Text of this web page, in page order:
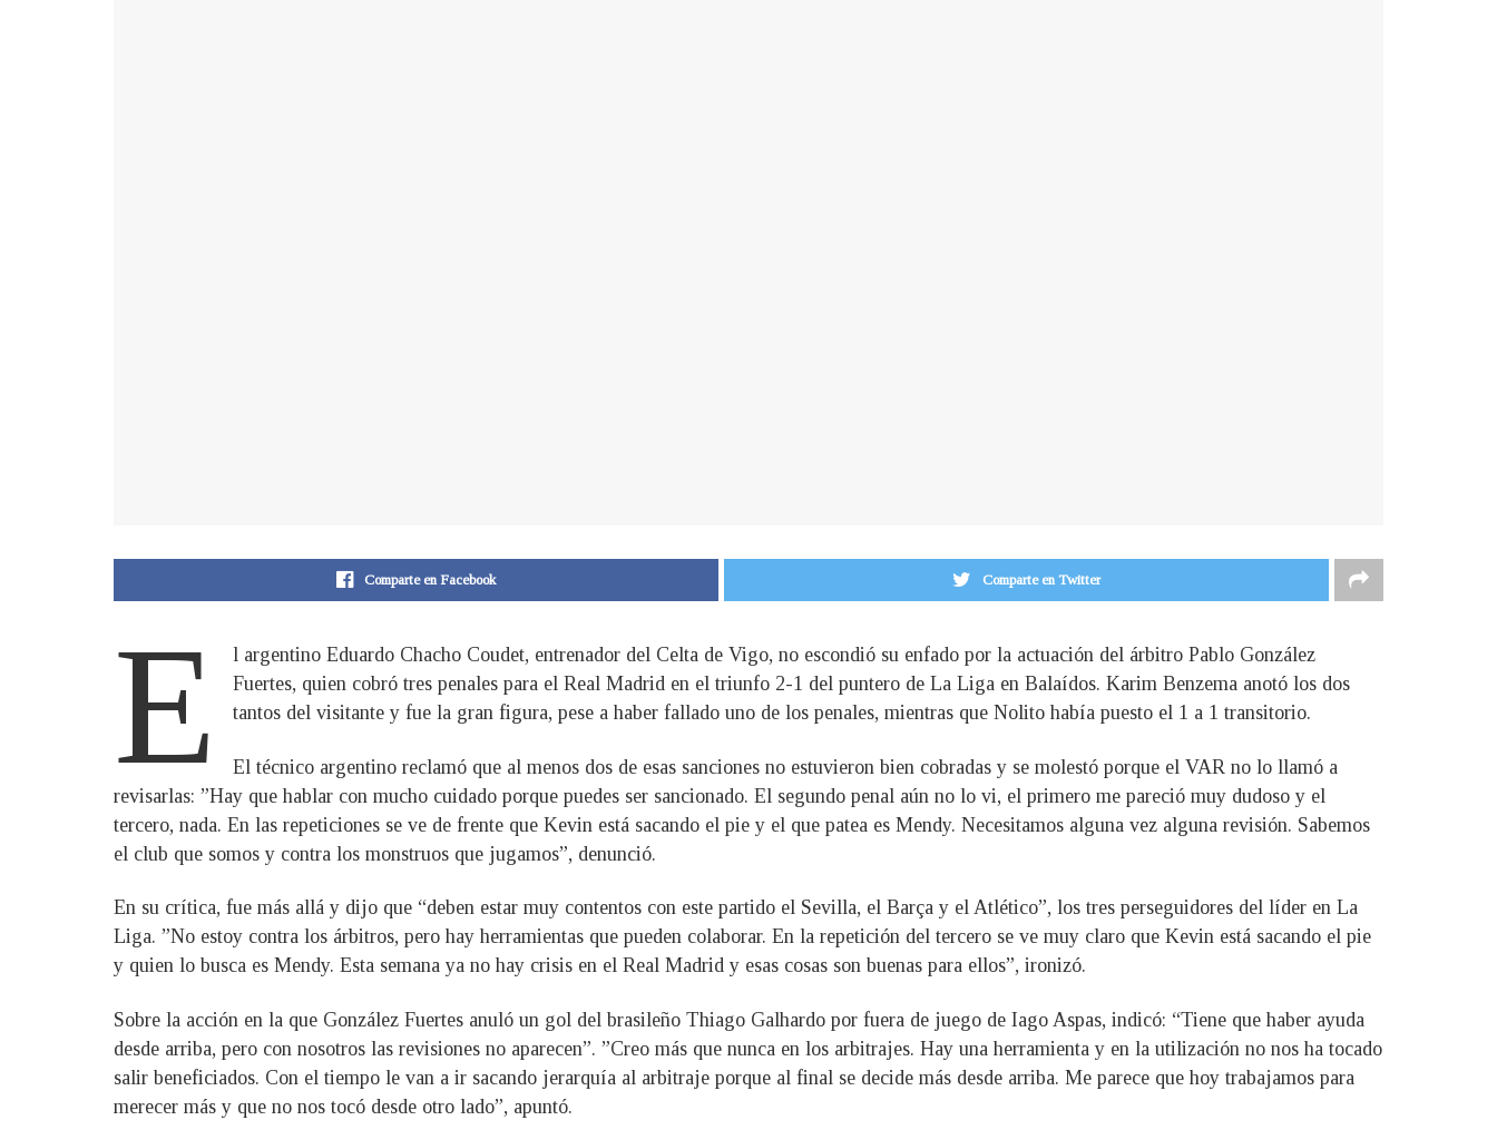
Comparte en Facebook Comparte en Twitter
E
l argentino Eduardo Chacho Coudet, entrenador del Celta de Vigo, no escondió su enfado por la actuación del árbitro Pablo González
Fuertes, quien cobró tres penales para el Real Madrid en el triunfo 2-1 del puntero de La Liga en Balaídos. Karim Benzema anotó los dos
tantos del visitante y fue la gran figura, pese a haber fallado uno de los penales, mientras que Nolito había puesto el 1 a 1 transitorio.
El técnico argentino reclamó que al menos dos de esas sanciones no estuvieron bien cobradas y se molestó porque el VAR no lo llamó a
revisarlas: ”Hay que hablar con mucho cuidado porque puedes ser sancionado. El segundo penal aún no lo vi, el primero me pareció muy dudoso y el
tercero, nada. En las repeticiones se ve de frente que Kevin está sacando el pie y el que patea es Mendy. Necesitamos alguna vez alguna revisión. Sabemos
el club que somos y contra los monstruos que jugamos”, denunció.
En su crítica, fue más allá y dijo que “deben estar muy contentos con este partido el Sevilla, el Barça y el Atlético”, los tres perseguidores del líder en La
Liga. ”No estoy contra los árbitros, pero hay herramientas que pueden colaborar. En la repetición del tercero se ve muy claro que Kevin está sacando el pie
y quien lo busca es Mendy. Esta semana ya no hay crisis en el Real Madrid y esas cosas son buenas para ellos”, ironizó.
Sobre la acción en la que González Fuertes anuló un gol del brasileño Thiago Galhardo por fuera de juego de Iago Aspas, indicó: “Tiene que haber ayuda
desde arriba, pero con nosotros las revisiones no aparecen”. ”Creo más que nunca en los arbitrajes. Hay una herramienta y en la utilización no nos ha tocado
salir beneficiados. Con el tiempo le van a ir sacando jerarquía al arbitraje porque al final se decide más desde arriba. Me parece que hoy trabajamos para
merecer más y que no nos tocó desde otro lado”, apuntó.